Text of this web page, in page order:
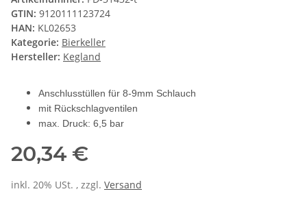
GTIN: 9120111123724
HAN: KL02653
Kategorie: Bierkeller
Hersteller: Kegland
Anschlusstüllen für 8-9mm Schlauch
mit Rückschlagventilen
max. Druck: 6,5 bar
20,34 €
inkl. 20% USt. , zzgl. Versand